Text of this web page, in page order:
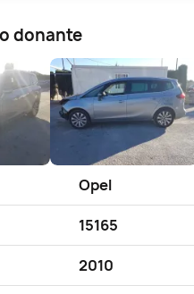
donante
Opel
15165
2010